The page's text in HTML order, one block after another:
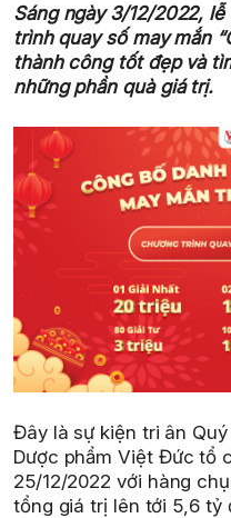
Sáng ngày 3/12/2022,
trình quay số may mắn
thành công tốt đẹp và
những phần quà giá trị.
Đây là sự kiện tri ân
Dược phẩm Việt Đức tổ
25/12/2022 với hàng
tổng giá trị lên tới 5,6 tỷ